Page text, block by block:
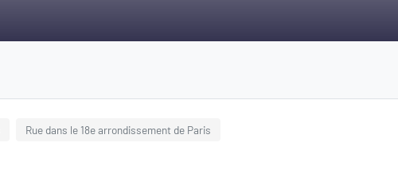
Rue dans le 18e arrondissement de Paris